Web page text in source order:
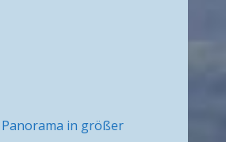
Panorama in größer